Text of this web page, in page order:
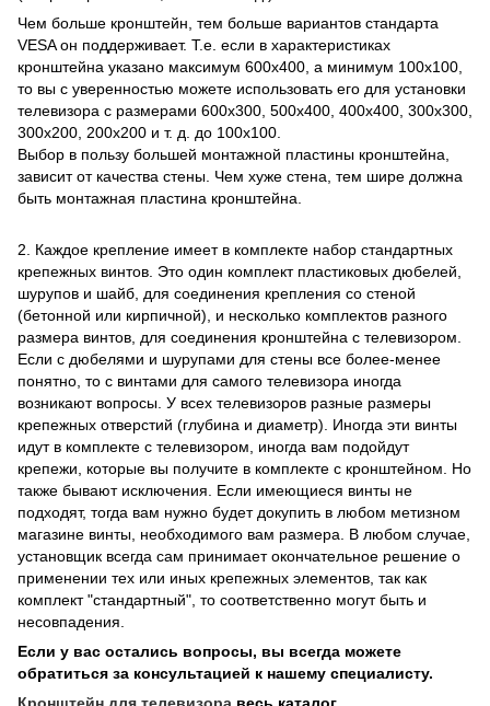
Чем больше кронштейн, тем больше вариантов стандарта
VESA он поддерживает. Т.е. если в характеристиках
кронштейна указано максимум 600х400, а минимум 100х100,
то вы с уверенностью можете использовать его для установки
телевизора с размерами 600х300, 500х400, 400х400, 300х300,
300х200, 200х200 и т. д. до 100х100.
Выбор в пользу большей монтажной пластины кронштейна,
зависит от качества стены. Чем хуже стена, тем шире должна
быть монтажная пластина кронштейна.
2. Каждое крепление имеет в комплекте набор стандартных
крепежных винтов. Это один комплект пластиковых дюбелей,
шурупов и шайб, для соединения крепления со стеной
(бетонной или кирпичной), и несколько комплектов разного
размера винтов, для соединения кронштейна с телевизором.
Если с дюбелями и шурупами для стены все более-менее
понятно, то с винтами для самого телевизора иногда
возникают вопросы. У всех телевизоров разные размеры
крепежных отверстий (глубина и диаметр). Иногда эти винты
идут в комплекте с телевизором, иногда вам подойдут
крепежи, которые вы получите в комплекте с кронштейном. Но
также бывают исключения. Если имеющиеся винты не
подходят, тогда вам нужно будет докупить в любом метизном
магазине винты, необходимого вам размера. В любом случае,
установщик всегда сам принимает окончательное решение о
применении тех или иных крепежных элементов, так как
комплект "стандартный", то соответственно могут быть и
несовпадения.
Если у вас остались вопросы, вы всегда можете
обратиться за консультацией к нашему специалисту.